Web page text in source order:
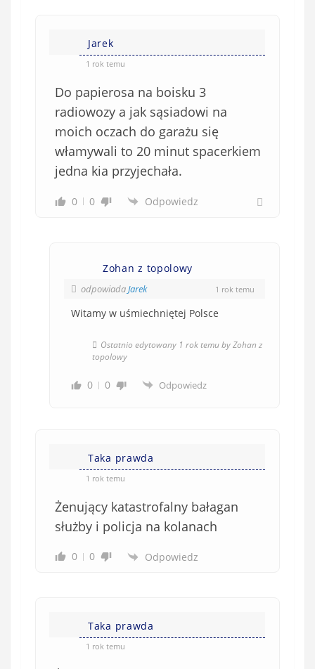
Jarek
1 rok temu
Do papierosa na boisku 3
radiowozy a jak sąsiadowi na
moich oczach do garażu się
włamywali to 20 minut spacerkiem
jedna kia przyjechała.
0 0 Odpowiedz
Zohan z topolowy
odpowiadaJarek 1 rok temu
Witamy w uśmiechniętej Polsce
Ostatnio edytowany 1 rok temu by Zohan z
topolowy
0 0 Odpowiedz
Taka prawda
1 rok temu
Żenujący katastrofalny bałagan
służby i policja na kolanach
0 0 Odpowiedz
Taka prawda
1 rok temu